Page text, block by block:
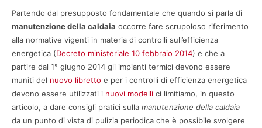
Partendo dal presupposto fondamentale che quando si parla di
manutenzione della caldaia occorre fare scrupoloso riferimento
alla normative vigenti in materia di controlli sull’efficienza
energetica (Decreto ministeriale 10 febbraio 2014) e che a
partire dal 1° giugno 2014 gli impianti termici devono essere
muniti del nuovo libretto e per i controlli di efficienza energetica
devono essere utilizzati i nuovi modelli ci limitiamo, in questo
articolo, a dare consigli pratici sulla manutenzione della caldaia
da un punto di vista di pulizia periodica che è possibile svolgere